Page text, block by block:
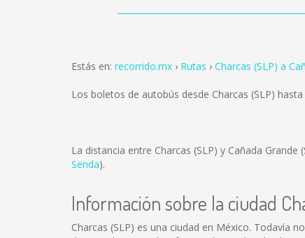
Estás en: recorrido.mx Rutas Charcas (SLP) a
Los boletos de autobús desde Charcas (SLP)
La distancia entre Charcas (SLP) y Cañada Grande
Senda).
Información sobre la ciudad
Charcas (SLP) es una ciudad en México. Todavía